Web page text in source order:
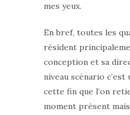
mes yeux.
En bref, toutes les
résident
conception et sa
niveau scénario c’est
cette fin que l’on
moment présent